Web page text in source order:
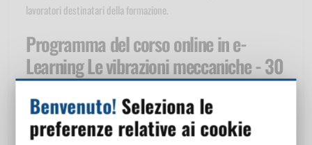
lavoratori destinatari della formazione.
Programma del corso online in e-
Learning Le vibrazioni meccaniche - 30
minuti
Le vibrazioni meccaniche
La prevenzione del rischio vibrazioni
Benvenuto! Seleziona le
preferenze relative ai cookie